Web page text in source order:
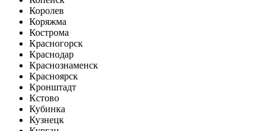
Королев
Коряжма
Кострома
Красногорск
Краснодар
Краснознаменск
Красноярск
Кронштадт
Кстово
Кубинка
Кузнецк